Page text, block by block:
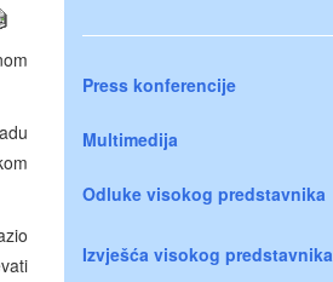
Press konferencije
Multimedija
Odluke visokog predstavnika
Izvješća visokog predstavnika